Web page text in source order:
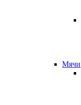
Мячи